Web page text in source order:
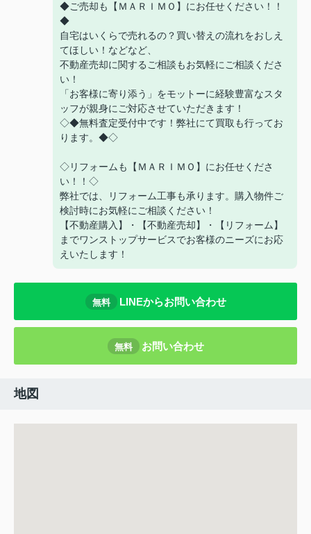
◆ご売却も【ＭＡＲＩＭＯ】にお任せください！！
◆
自宅はいくらで売れるの？買い替えの流れをおしえ
てほしい！などなど、
不動産売却に関するご相談もお気軽にご相談くださ
い！
「お客様に寄り添う」をモットーに経験豊富なスタ
ッフが親身にご対応させていただきます！
◇◆無料査定受付中です！弊社にて買取も行ってお
ります。◆◇
◇リフォームも【ＭＡＲＩＭＯ】にお任せくださ
い！！◇
弊社では、リフォーム工事も承ります。購入物件ご
検討時にお気軽にご相談ください！
【不動産購入】・【不動産売却】・【リフォーム】
までワンストップサービスでお客様のニーズにお応
えいたします！
無料 LINEからお問い合わせ
無料 お問い合わせ
地図